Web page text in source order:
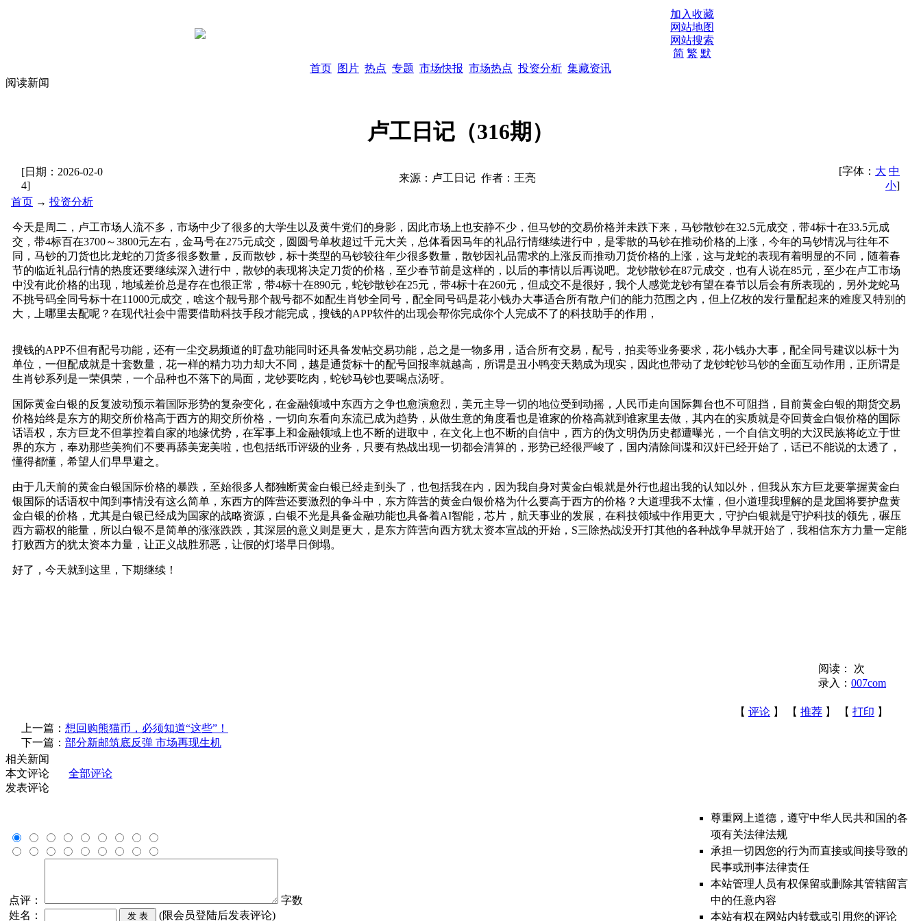
加入收藏
网站地图
网站搜索
简 繁 默
首页 图片 热点 专题 市场快报 市场热点 投资分析 集藏资讯
阅读新闻
卢工日记（316期）
[日期： 2026-02-0
4]
来源： 卢工日记 作者： 王亮
[字体： 大 中
小]
首页 → 投资分析
今天是周二，卢工市场人流不多，市场中少了很多的大学生以及黄牛党们的身影，因此市场上也安静不少，但马钞的交易价格并未跌下来，马钞散钞在32.5元成交，带4标十在33.5元成
交，带4标百在3700～3800元左右， 金马号在275元成交，圆圆号单枚超过千元大关，总体看因马年的礼品行情继续进行中，是零散的马钞在推动价格的上涨，今年的马钞情况与往年不
同，马钞的刀货也比龙蛇的刀货多很多数量，反而散钞，标十类型的马钞较往年少很多数量，散钞因礼品需求的上涨反而推动刀货价格的上涨，这与龙蛇的表现有着明显的不同，随着春
节的临近礼品行情的热度还要继续深入进行中，散钞的表现将决定刀货的价格，至少春节前是这样的，以后的事情以后再说吧。龙钞散钞在87元成交，也有人说在85元，至少在卢工市场
中没有此价格的出现，地域差价总是存在也很正常，带4标十在890元，蛇钞散钞在25元，带4标十在260元，但成交不是很好，我个人感觉龙钞有望在春节以后会有所表现的，另外龙蛇马
不挑号码全同号标十在11000元成交，啥这个靓号那个靓号都不如配生肖钞全同号，配全同号码是花小钱办大事适合所有散户们的能力范围之内，但上亿枚的发行量配起来的难度又特别的
大，上哪里去配呢？在现代社会中需要借助科技手段才能完成， 搜钱的APP软件的出现会帮你完成你个人完成不了的科技助手的作用，
搜钱的APP不但有配号功能，还有一尘交易频道的盯盘功能同时还具备发帖交易功能，总之是一物多用，适合所有交易，配号，拍卖等业务要求，花小钱办大事，配全同号建议以标十为
单位，一但配成就是十套数量，花一样的精力功力却大不同，越是通货标十的配号回报率就越高，所谓是丑小鸭变天鹅成为现实，因此也带动了龙钞蛇钞马钞的全面互动作用，正所谓是
生肖钞系列是一荣俱荣，一个品种也不落下的局面，龙钞要吃肉，蛇钞马钞也要喝点汤呀。
国际黄金白银的反复波动预示着国际形势的复杂变化，在金融领域中东西方之争也愈演愈烈，美元主导一切的地位受到动摇，人民币走向国际舞台也不可阻挡，目前黄金白银的期货交易
价格始终是东方的期交所价格高于西方的期交所价格，一切向东看向东流已成为趋势，从做生意的角度看也是谁家的价格高就到谁家里去做，其内在的实质就是夺回黄金白银价格的国际
话语权，东方巨龙不但掌控着自家的地缘优势，在军事上和金融领域上也不断的进取中，在文化上也不断的自信中，西方的伪文明伪历史都遭曝光，一个自信文明的大汉民族将屹立于世
界的东方，奉劝那些美狗们不要再舔美宠美啦，也包括纸币评级的业务，只要有热战出现一切都会清算的，形势已经很严峻了，国内清除间谍和汉奸已经开始了，话已不能说的太透了，
懂得都懂，希望人们早早避之。
由于几天前的黄金白银国际价格的暴跌，至始很多人都独断黄金白银已经走到头了，也包括我在内，因为我自身对黄金白银就是外行也超出我的认知以外，但我从东方巨龙要掌握黄金白
银国际的话语权中闻到事情没有这么简单，东西方的阵营还要激烈的争斗中，东方阵营的黄金白银价格为什么要高于西方的价格？大道理我不太懂，但小道理我理解的是龙国将要护盘黄
金白银的价格，尤其是白银已经成为国家的战略资源，白银不光是具备金融功能也具备着AI智能，芯片，航天事业的发展，在科技领域中作用更大，守护白银就是守护科技的领先，碾压
西方霸权的能量，所以白银不是简单的涨涨跌跌，其深层的意义则是更大，是东方阵营向西方犹太资本宣战的开始，S三除热战没开打其他的各种战争早就开始了，我相信东方力量一定能
打败西方的犹太资本力量，让正义战胜邪恶，让假的灯塔早日倒塌。
好了，今天就到这里，下期继续！
阅读：
次
录入： 007com
【 评论 】 【 推荐 】 【 打印 】
上一篇： 想回购熊猫币，必须知道“这些”！
下一篇： 部分新邮筑底反弹 市场再现生机
相关新闻
本文评论
全部评论
发表评论
点评：
字数
姓名：
(限会员登陆后发表评论)
尊重网上道德，遵守中华人民共和国的各
项有关法律法规
承担一切因您的行为而直接或间接导致的
民事或刑事法律责任
本站管理人员有权保留或删除其管辖留言
中的任意内容
本站有权在网站内转载或引用您的评论